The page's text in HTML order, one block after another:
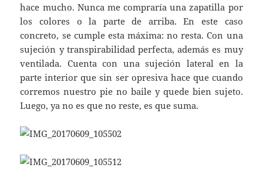
hace mucho. Nunca me compraría una zapatilla por
los colores o la parte de arriba. En este caso
concreto, se cumple esta máxima: no resta. Con una
sujeción y transpirabilidad perfecta, además es muy
ventilada. Cuenta con una sujeción lateral en la
parte interior que sin ser opresiva hace que cuando
corremos nuestro pie no baile y quede bien sujeto.
Luego, ya no es que no reste, es que suma.